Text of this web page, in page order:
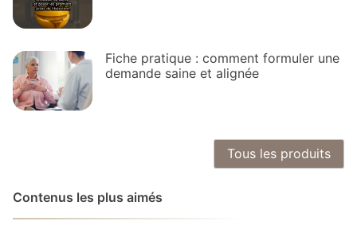
Fiche pratique : comment formuler une
demande saine et alignée
Tous les produits
Contenus les plus aimés